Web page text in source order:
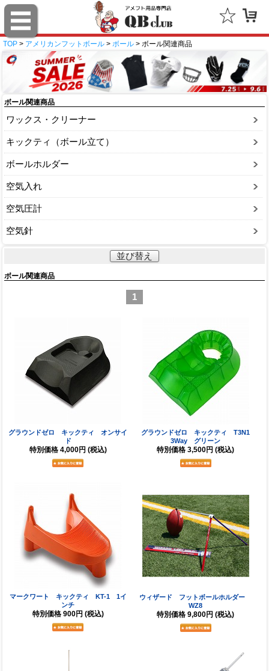
TOP > アメリカンフットボール > ボール > ボール関連商品
ボール関連商品
ワックス・クリーナー
キックティ（ボール立て）
ボールホルダー
空気入れ
空気圧計
空気針
並び替え
ボール関連商品
1
グラウンドゼロ キックティ オンサイ
ド
特別価格 4,000円 (税込)
グラウンドゼロ キックティ T3N1
3Way グリーン
特別価格 3,500円 (税込)
マークワート キックティ KT-1 1イ
ンチ
特別価格 900円 (税込)
ウィザード フットボールホルダー
WZ8
特別価格 9,800円 (税込)